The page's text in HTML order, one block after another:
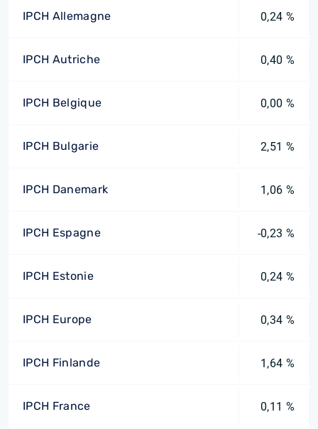
IPCH Allemagne 0,24 %
IPCH Autriche 0,40 %
IPCH Belgique 0,00 %
IPCH Bulgarie 2,51 %
IPCH Danemark 1,06 %
IPCH Espagne -0,23 %
IPCH Estonie 0,24 %
IPCH Europe 0,34 %
IPCH Finlande 1,64 %
IPCH France 0,11 %